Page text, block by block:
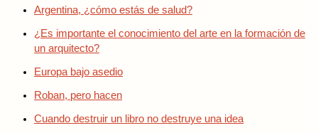
Argentina, ¿cómo estás de salud?
¿Es importante el conocimiento del arte en la formación de
un arquitecto?
Europa bajo asedio
Roban, pero hacen
Cuando destruir un libro no destruye una idea